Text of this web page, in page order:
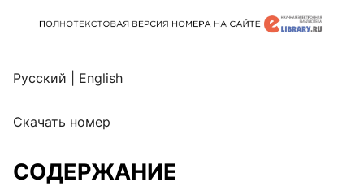
Русский English
Скачать номер
СОДЕРЖАНИЕ